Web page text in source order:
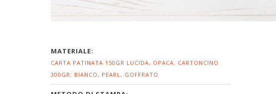
MATERIALE:
CARTA PATINATA 150GR LUCIDA, OPACA. CARTONCINO
300GR: BIANCO, PEARL, GOFFRATO